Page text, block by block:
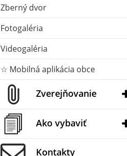
Zberný dvor
Fotogaléria
Videogaléria
☆ Mobilná aplikácia obce
Zverejňovanie
Ako vybaviť
Kontakty